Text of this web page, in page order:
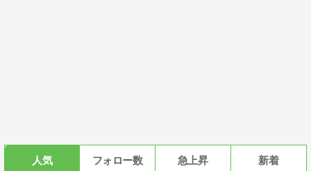
人気 フォロー数 急上昇 新着